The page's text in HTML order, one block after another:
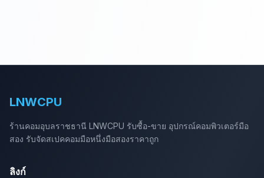
LNWCPU
ร้านคอมอุบลราชธานี LNWCPU รับซื้อ-ขาย อุปกรณ์คอมพิวเตอร์มือ
สอง รับจัดสเปคคอมมือหนึ่งมือสองราคาถูก
ลิงก์